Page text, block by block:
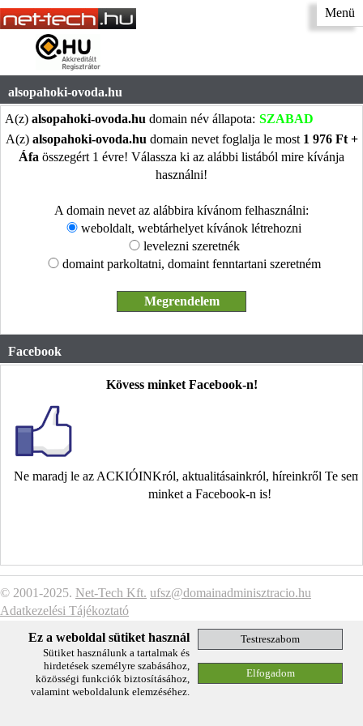
Menü
alsopahoki-ovoda.hu
A(z) alsopahoki-ovoda.hu domain név állapota: SZABAD
A(z) alsopahoki-ovoda.hu domain nevet foglalja le most 1 976 Ft +
Áfa összegért 1 évre! Válassza ki az alábbi listából mire kívánja
használni!
A domain nevet az alábbira kívánom felhasználni:
weboldalt, webtárhelyet kívánok létrehozni
levelezni szeretnék
domaint parkoltatni, domaint fenntartani szeretném
Facebook
Kövess minket Facebook-n!
Ne maradj le az ACKIÓINKról, aktualitásainkról, híreinkről Te
minket a Facebook-n is!
© 2001-2025. Net-Tech Kft. ufsz@domainadminisztracio.hu
Adatkezelési Tájékoztató
Ez a weboldal sütiket használ
Sütiket használunk a tartalmak és
hirdetések személyre szabásához,
közösségi funkciók biztosításához,
valamint weboldalunk elemzéséhez.